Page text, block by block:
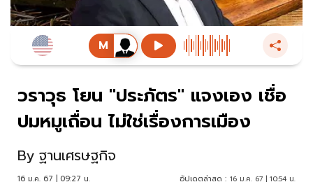
วราวุธ โยน "ประภัตร" แจงเอง เชื่อ
ปมหมูเถื่อน ไม่ใช่เรื่องการเมือง
By ฐานเศรษฐกิจ
16 ม.ค. 67 | 09:27 น. อัปเดตล่าสุด : 16 ม.ค. 67 | 10:54 น.